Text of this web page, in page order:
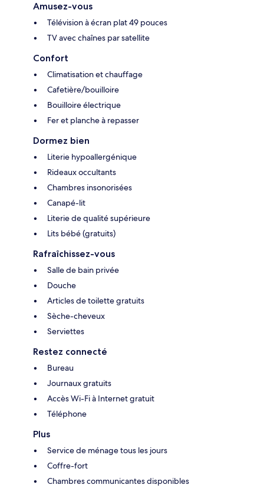
Amusez-vous
Télévision à écran plat 49 pouces
TV avec chaînes par satellite
Confort
Climatisation et chauffage
Cafetière/bouilloire
Bouilloire électrique
Fer et planche à repasser
Dormez bien
Literie hypoallergénique
Rideaux occultants
Chambres insonorisées
Canapé-lit
Literie de qualité supérieure
Lits bébé (gratuits)
Rafraîchissez-vous
Salle de bain privée
Douche
Articles de toilette gratuits
Sèche-cheveux
Serviettes
Restez connecté
Bureau
Journaux gratuits
Accès Wi-Fi à Internet gratuit
Téléphone
Plus
Service de ménage tous les jours
Coffre-fort
Chambres communicantes disponibles